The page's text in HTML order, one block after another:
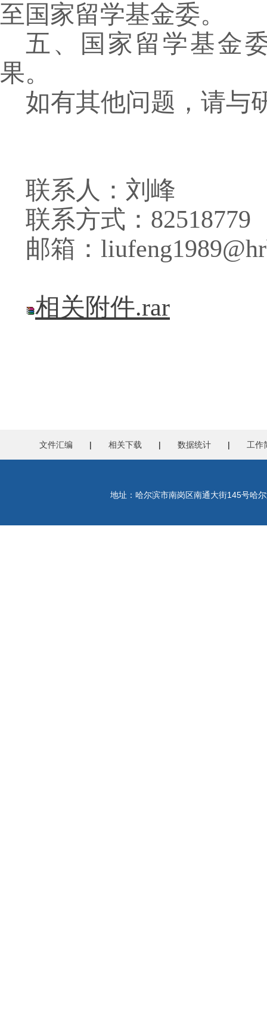
至国家留学基金委。
五、国家留学基金
果。
如有其他问题，请与
联系人：刘峰
联系方式： 82518779
邮箱：
相关附件.rar
文件汇编 | 相关下载 | 数据统计 | 工作
地址：哈尔滨市南岗区南通大街145号哈